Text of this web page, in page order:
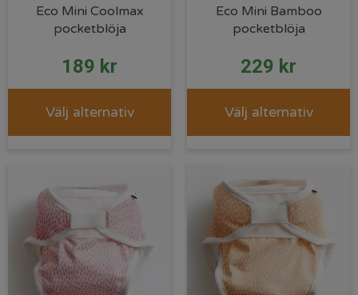
Eco Mini Coolmax
pocketblöja
189 kr
Välj alternativ
Eco Mini Bamboo
pocketblöja
229 kr
Välj alternativ